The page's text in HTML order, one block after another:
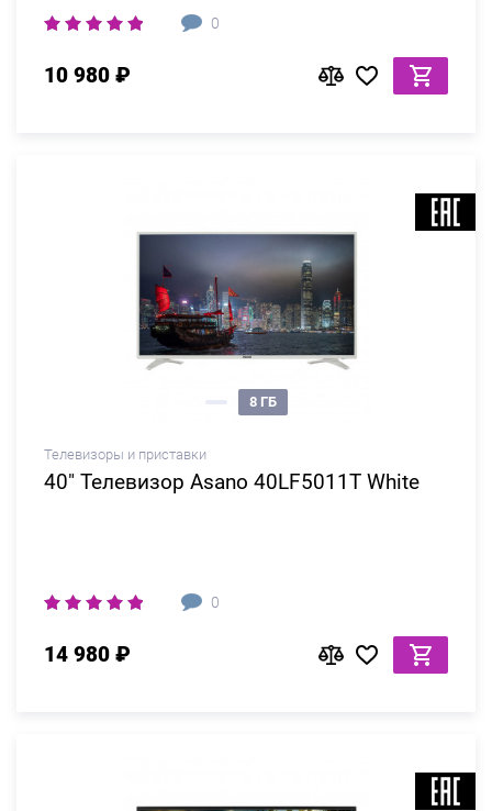
0
10 980 ₽
Телевизоры и приставки
40" Телевизор Asano 40LF5011T White
0
8 ГБ
14 980 ₽